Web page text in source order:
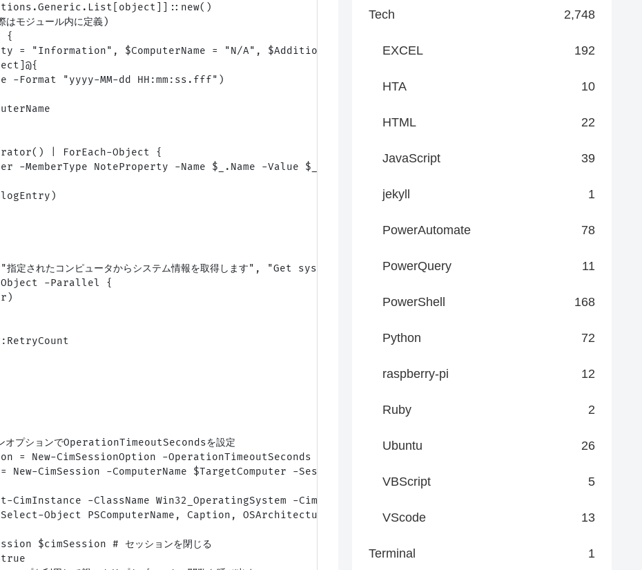
モジュール内に定義)
{
= "Information", $ComputerName = "N/A", $AdditionalData = @{})
-Format "yyyy-MM-dd HH:mm:ss.fff")
| ForEach-Object {
-MemberType NoteProperty -Name $_.Name -Value $_.Value -Force
れたコンピュータからシステム情報を取得します", "Get system info")) {
-Parallel {
プションでOperationTimeoutSecondsを設定
= New-CimSessionOption -OperationTimeoutSeconds $using:OperationTimeoutSeconds
New-CimSession -ComputerName $TargetComputer -SessionOption $sessionOption -ErrorAction Stop
CimInstance -ClassName Win32_OperatingSystem -CimSession $cimSession -ErrorAction Stop |
Object PSComputerName, Caption, OSArchitecture, @{Name='TotalPhysicalMemoryGB';
$cimSession # セッションを閉じる
Tech 2,748
EXCEL 192
HTA 10
HTML 22
JavaScript 39
jekyll 1
PowerAutomate 78
PowerQuery 11
PowerShell 168
Python 72
raspberry-pi 12
Ruby 2
Ubuntu 26
VBScript 5
VScode 13
Terminal 1